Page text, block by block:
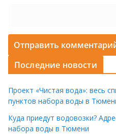
Последние новости
Проект «Чистая вода»: весь
пунктов набора воды в
Куда приедут водовозки?
набора воды в Тюмени